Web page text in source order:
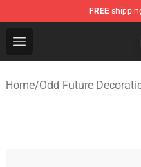
FREE
Open menu
Odd Future Shop -
Home/Odd Future